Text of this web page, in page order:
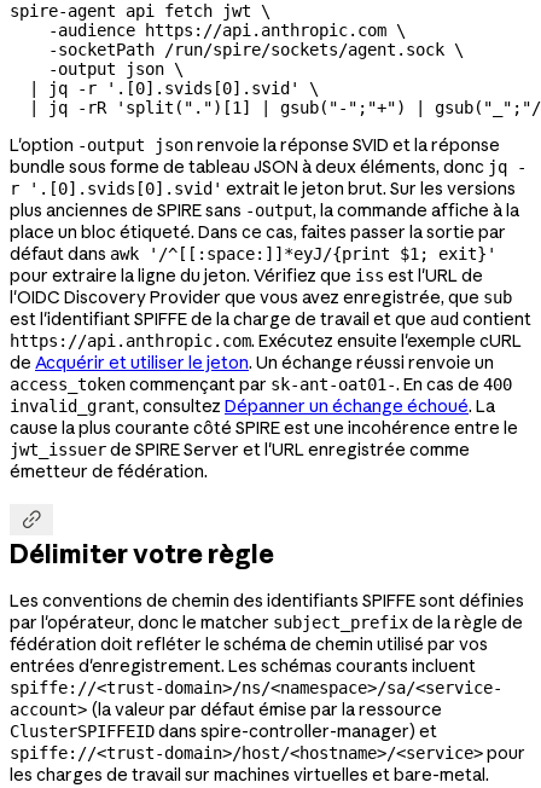
spire-agent api fetch jwt \
    -audience
https://api.anthropic.com \
    -socketPath
/run/spire/sockets/agent.sock \
    -output
json \
jq -r '.[0].svids[0].svid'
\
jq -rR 'split(".")[1] | gsub("-";"+") | gsub("_";"/")
L'option -output jsonrenvoie la réponse SVID et la réponse
bundle sous forme de tableau JSON à deux éléments, donc jq -
r '.[0].svids[0].svid' extrait le jeton brut. Sur les versions
plus anciennes de SPIRE sans -output, la commande affiche à la
place un bloc étiqueté. Dans ce cas, faites passer la sortie par
défaut dans awk '/^[[:space:]]*eyJ/{print $1; exit}'
pour extraire la ligne du jeton. Vérifiez que iss est l'URL de
l'OIDC Discovery Provider que vous avez enregistrée, que sub
est l'identifiant SPIFFE de la charge de travail et que aud contient
https://api.anthropic.com. Exécutez ensuite l'exemple cURL
de Acquérir et utiliser le jeton. Un échange réussi renvoie un
access_tokencommençant par sk-ant-oat01-. En cas de 400
invalid_grant, consultez Dépanner un échange échoué. La
cause la plus courante côté SPIRE est une incohérence entre le
jwt_issuerde SPIRE Server et l'URL enregistrée comme
émetteur de fédération.

Délimiter votre règle
Les conventions de chemin des identifiants SPIFFE sont définies
par l'opérateur, donc le matcher subject_prefixde la règle de
fédération doit refléter le schéma de chemin utilisé par vos
entrées d'enregistrement. Les schémas courants incluent
spiffe://<trust-domain>/ns/<namespace>/sa/<service-
account> (la valeur par défaut émise par la ressource
ClusterSPIFFEIDdans spire-controller-manager) et
spiffe://<trust-domain>/host/<hostname>/<service>pour
les charges de travail sur machines virtuelles et bare-metal.